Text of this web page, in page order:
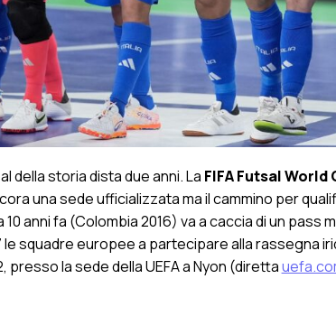
della storia dista due anni. La FIFA Futsal World
una sede ufficializzata ma il cammino per
anni fa (Colombia 2016) va a caccia di un pass
squadre europee a partecipare alla rassegna
presso la sede della UEFA a Nyon (diretta